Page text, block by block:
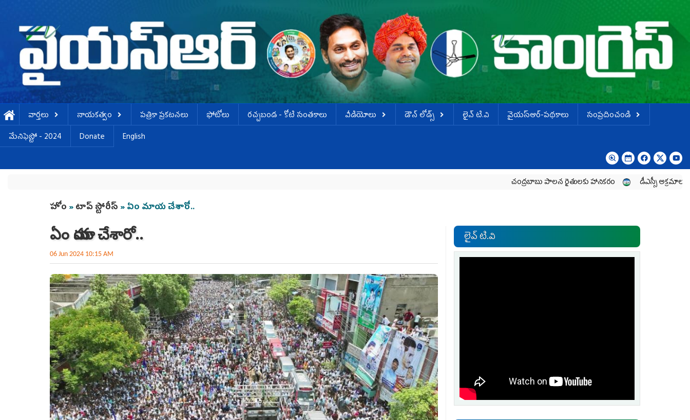
వార్తలు నాయకత్వం పత్రికా ప్రకటనలు ఫోటోలు ర‌చ్చ‌బండ‌ - కోటి సంత‌కాలు వీడియోలు డౌన్ లోడ్స్ లైవ్ టి.వి వైయస్ఆర్-పథకాలు
సంప్రదించండి
మేనిఫెస్టో - 2024
Donate English
చంద్రబాబు పాలన రైతులకు హానికరం డీఎస్సీ అక్రమాలపై విచారణ
You are here
హోం »టాప్ స్టోరీస్ » ఏం మాయ చేశారో..
ఏం మాయ చేశారో..
06 Jun 2024 10:15 AM
లైవ్ టి.వి